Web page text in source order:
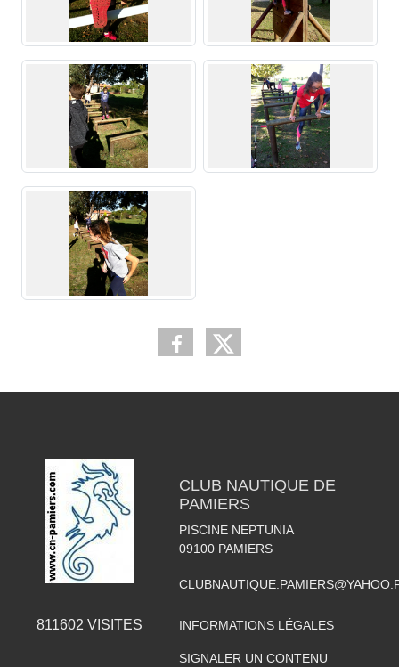
811602 VISITES
CLUB NAUTIQUE DE
PAMIERS
PISCINE NEPTUNIA
09100 PAMIERS
INFORMATIONS LÉGALES
SIGNALER UN CONTENU